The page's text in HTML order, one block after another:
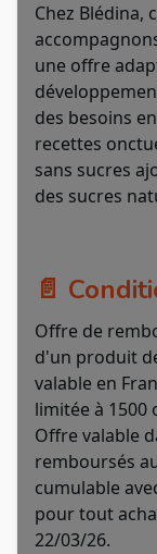
Chez Blédina,
une offre
des besoins
recettes
sans sucres
des sucres
📄
Offre de
d'un produit
valable en
limitée à
Offre valable
remboursés
cumulable
pour tout
22/03/26.